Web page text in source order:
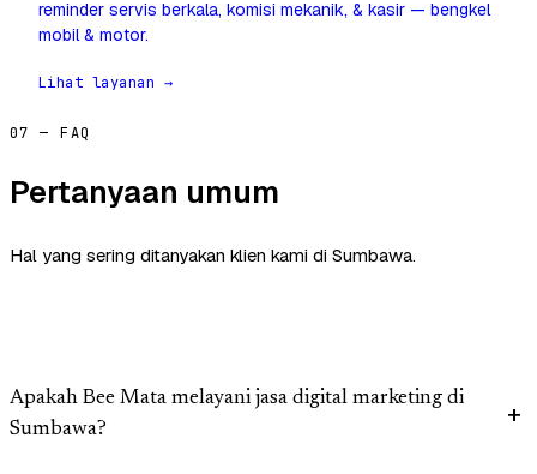
reminder servis berkala, komisi mekanik, & kasir — bengkel
mobil & motor.
Lihat layanan →
07 — FAQ
Pertanyaan umum
Hal yang sering ditanyakan klien kami di Sumbawa.
Apakah Bee Mata melayani jasa digital marketing di
Sumbawa?